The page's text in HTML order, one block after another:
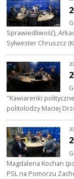
Sprawiedliwość),
Sylwester Chruszcz
"Kawiarenki
politolodzy Maciej
Magdalena Kochan
PSL na Pomorzu